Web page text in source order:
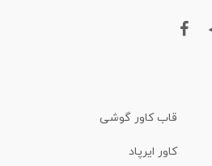
قاب کاور گوشی
کاور ایرپاد